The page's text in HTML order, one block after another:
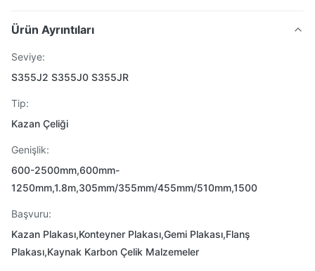
Ürün Ayrıntıları
Seviye:
S355J2 S355J0 S355JR
Tip:
Kazan Çeliği
Genişlik:
600-2500mm,600mm-
1250mm,1.8m,305mm/355mm/455mm/510mm,1500
Başvuru:
Kazan Plakası,Konteyner Plakası,Gemi Plakası,Flanş
Plakası,Kaynak Karbon Çelik Malzemeler